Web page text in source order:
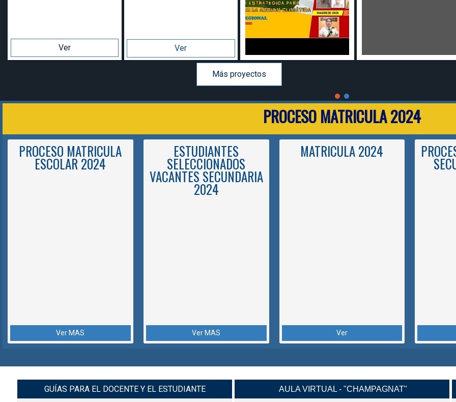
PROCESO MATRICULA 2024
PROCESO MATRICULA
ESCOLAR 2024
Ver MAS
ESTUDIANTES
SELECCIONADOS
VACANTES SECUNDARIA
2024
Ver MAS
MATRICULA 2024
Ver
GUÍAS PARA EL DOCENTE Y EL ESTUDIANTE AULA VIRTUAL - "CHAMPAGNAT"